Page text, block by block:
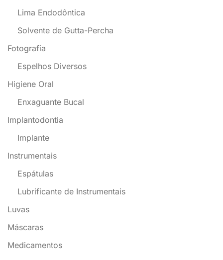
Lima Endodôntica
Solvente de Gutta-Percha
Fotografia
Espelhos Diversos
Higiene Oral
Enxaguante Bucal
Implantodontia
Implante
Instrumentais
Espátulas
Lubrificante de Instrumentais
Luvas
Máscaras
Medicamentos